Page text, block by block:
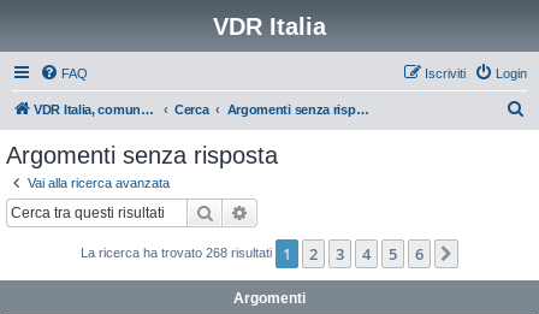
VDR Italia
FAQ Login
Iscriviti
VDR Italia, comunità italiana utilizzatori VDR Cerca Argomenti senza risposta
Argomenti senza risposta
Vai alla ricerca avanzata
Cerca
La ricerca ha trovato 268 risultati 1 2 3 4 5 6
Argomenti